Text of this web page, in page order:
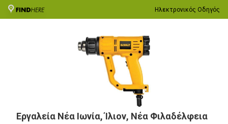
Ηλεκτρονικός Οδηγός
Εργαλεία Νέα Ιωνία, Ίλιον, Νέα Φιλαδέλφεια